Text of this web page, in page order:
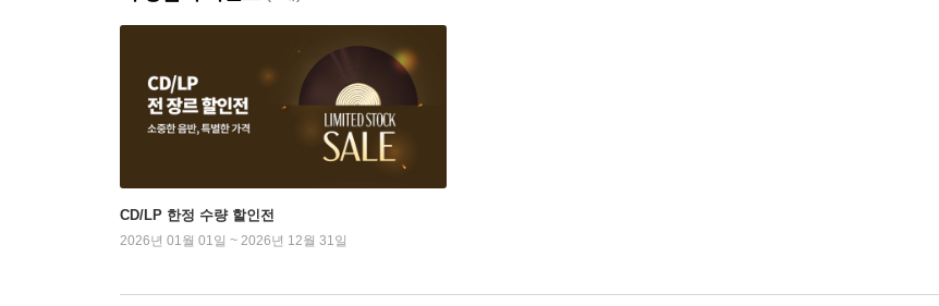
CD/LP 한정 수량 할인전
2026년 01월 01일 ~ 2026년 12월 31일